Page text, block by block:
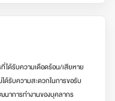
ได้รับความเดือดร้อน/เสียหาย
รับความสะดวกในการขอรับ
นาการทำงานของบุคลากร